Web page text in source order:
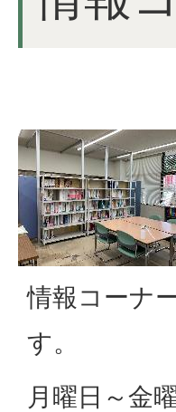
情報コーナ
す。
月曜日～金